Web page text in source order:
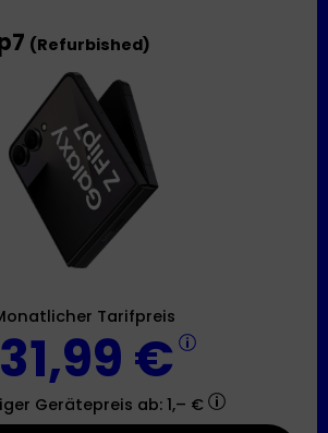
(Refurbished)
Tarifpreis
31,99 €
Gerätepreis ab: 1,– €